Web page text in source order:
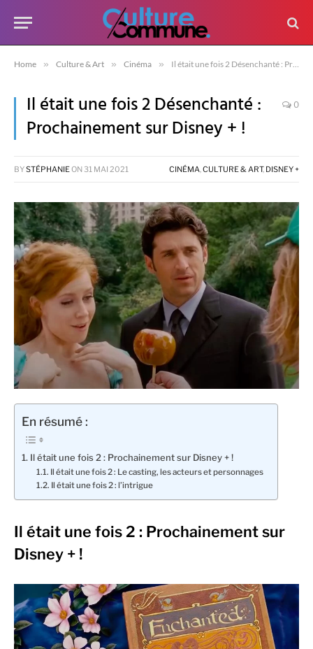
Home » Culture & Art » Cinéma » Il était une fois 2 Désenchanté : Prochainement sur Disney + !
Il était une fois 2 Désenchanté :
Prochainement sur Disney + !
0
BYSTÉPHANIEON 31 MAI 2021 CINÉMA,CULTURE & ART, DISNEY +
En résumé :
Il était une fois 2 : Prochainement sur Disney + !
Il était une fois 2 : Le casting, les acteurs et personnages
Il était une fois 2 : l’intrigue
Il était une fois 2 : Prochainement sur
Disney + !